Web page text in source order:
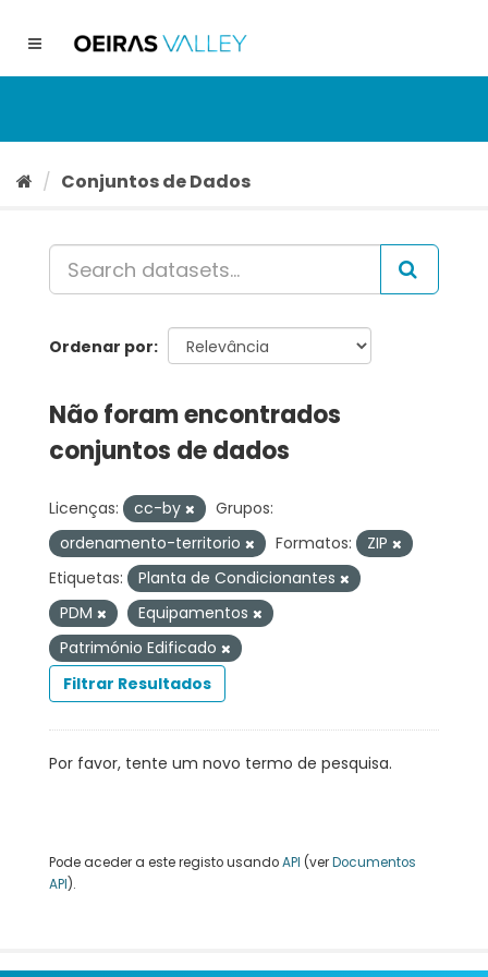
conteúdo
Toggle
Conjuntos de Dados
Ordenar por
Não foram encontrados
conjuntos de dados
Licenças: cc-by
Grupos:
ordenamento-territorio
Formatos:
ZIP
Etiquetas:
Planta de Condicionantes
PDM
Equipamentos
Património Edificado
Filtrar Resultados
Por favor, tente um novo termo de pesquisa.
Pode aceder a este registo usandoAPI (verDocumentos
API).